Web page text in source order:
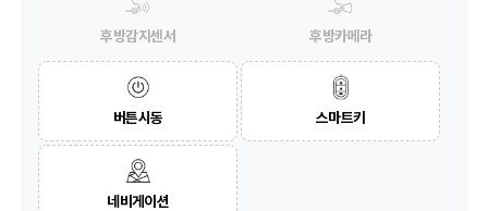
후방감지센서 후방카메라
버튼시동 스마트키
네비게이션